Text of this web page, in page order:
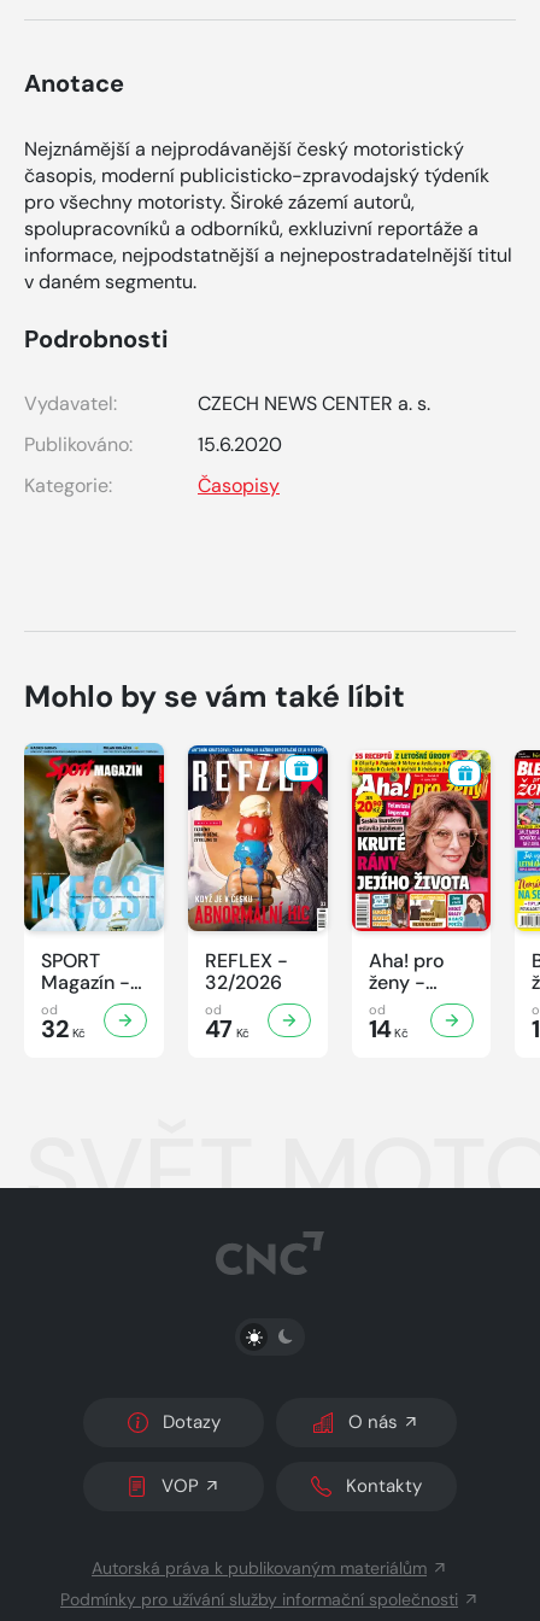
Anotace
Nejznámější a nejprodávanější český motoristický
časopis, moderní publicisticko-zpravodajský týdeník
pro všechny motoristy. Široké zázemí autorů,
spolupracovníků a odborníků, exkluzivní reportáže a
informace, nejpodstatnější a nejnepostradatelnější titul
v daném segmentu.
Podrobnosti
Vydavatel:
CZECH NEWS CENTER a. s.
Publikováno:
15.6.2020
Kategorie:
Časopisy
Mohlo by se vám také líbit
SPORT
Magazín -
32/2026
od
32 Kč
REFLEX -
32/2026
od
47 Kč
Aha! pro
ženy -
32/2026
od
14Kč
SVĚT
PŘEPNOUT SVĚTLÝ/TMAVÝ REŽIM
Dotazy O nás
VOP Kontakty
Autorská práva k publikovaným materiálům
Podmínky pro užívání služby informační společnosti